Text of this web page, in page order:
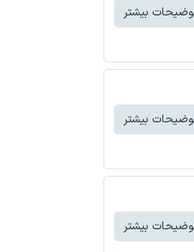
بیشتر
بیشتر
بیشتر